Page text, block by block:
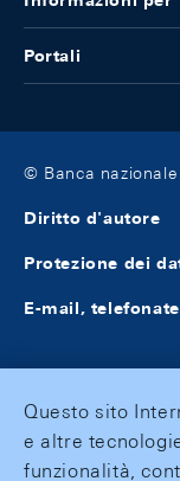
Portali
© Banca nazionale
Diritto d'autore
Protezione dei
E-mail,
Questo sito
e altre
funzionalità,